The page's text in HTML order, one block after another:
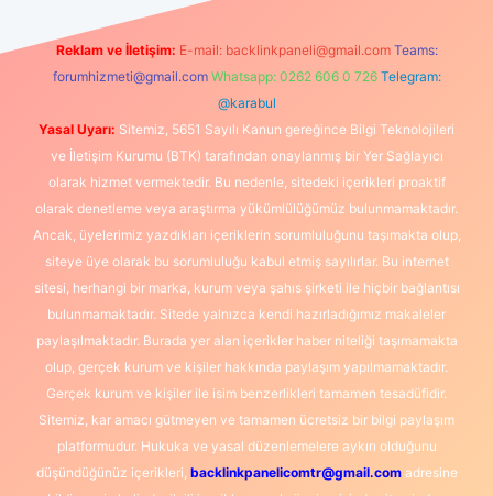
Reklam ve İletişim: E-mail: backlinkpaneli@gmail.com Teams:
forumhizmeti@gmail.com Whatsapp: 0262 606 0 726 Telegram:
@karabul
Yasal Uyarı: Sitemiz, 5651 Sayılı Kanun gereğince Bilgi Teknolojileri
ve İletişim Kurumu (BTK) tarafından onaylanmış bir Yer Sağlayıcı
olarak hizmet vermektedir. Bu nedenle, sitedeki içerikleri proaktif
olarak denetleme veya araştırma yükümlülüğümüz bulunmamaktadır.
Ancak, üyelerimiz yazdıkları içeriklerin sorumluluğunu taşımakta olup,
siteye üye olarak bu sorumluluğu kabul etmiş sayılırlar. Bu internet
sitesi, herhangi bir marka, kurum veya şahıs şirketi ile hiçbir bağlantısı
bulunmamaktadır. Sitede yalnızca kendi hazırladığımız makaleler
paylaşılmaktadır. Burada yer alan içerikler haber niteliği taşımamakta
olup, gerçek kurum ve kişiler hakkında paylaşım yapılmamaktadır.
Gerçek kurum ve kişiler ile isim benzerlikleri tamamen tesadüfidir.
Sitemiz, kar amacı gütmeyen ve tamamen ücretsiz bir bilgi paylaşım
platformudur. Hukuka ve yasal düzenlemelere aykırı olduğunu
düşündüğünüz içerikleri, backlinkpanelicomtr@gmail.comadresine